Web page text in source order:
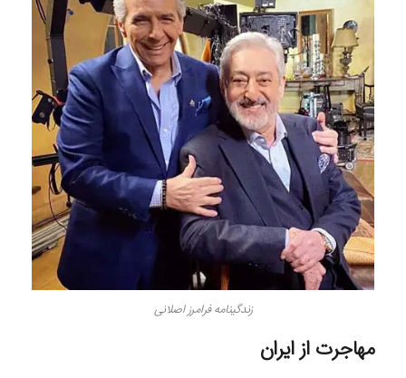
زندگینامه فرامرز اصلانی
مهاجرت از ایران